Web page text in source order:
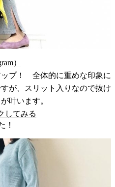
）
ップ！ 全体的に重めな印象に
が、スリット入りなので抜け
叶います。
してみる
！